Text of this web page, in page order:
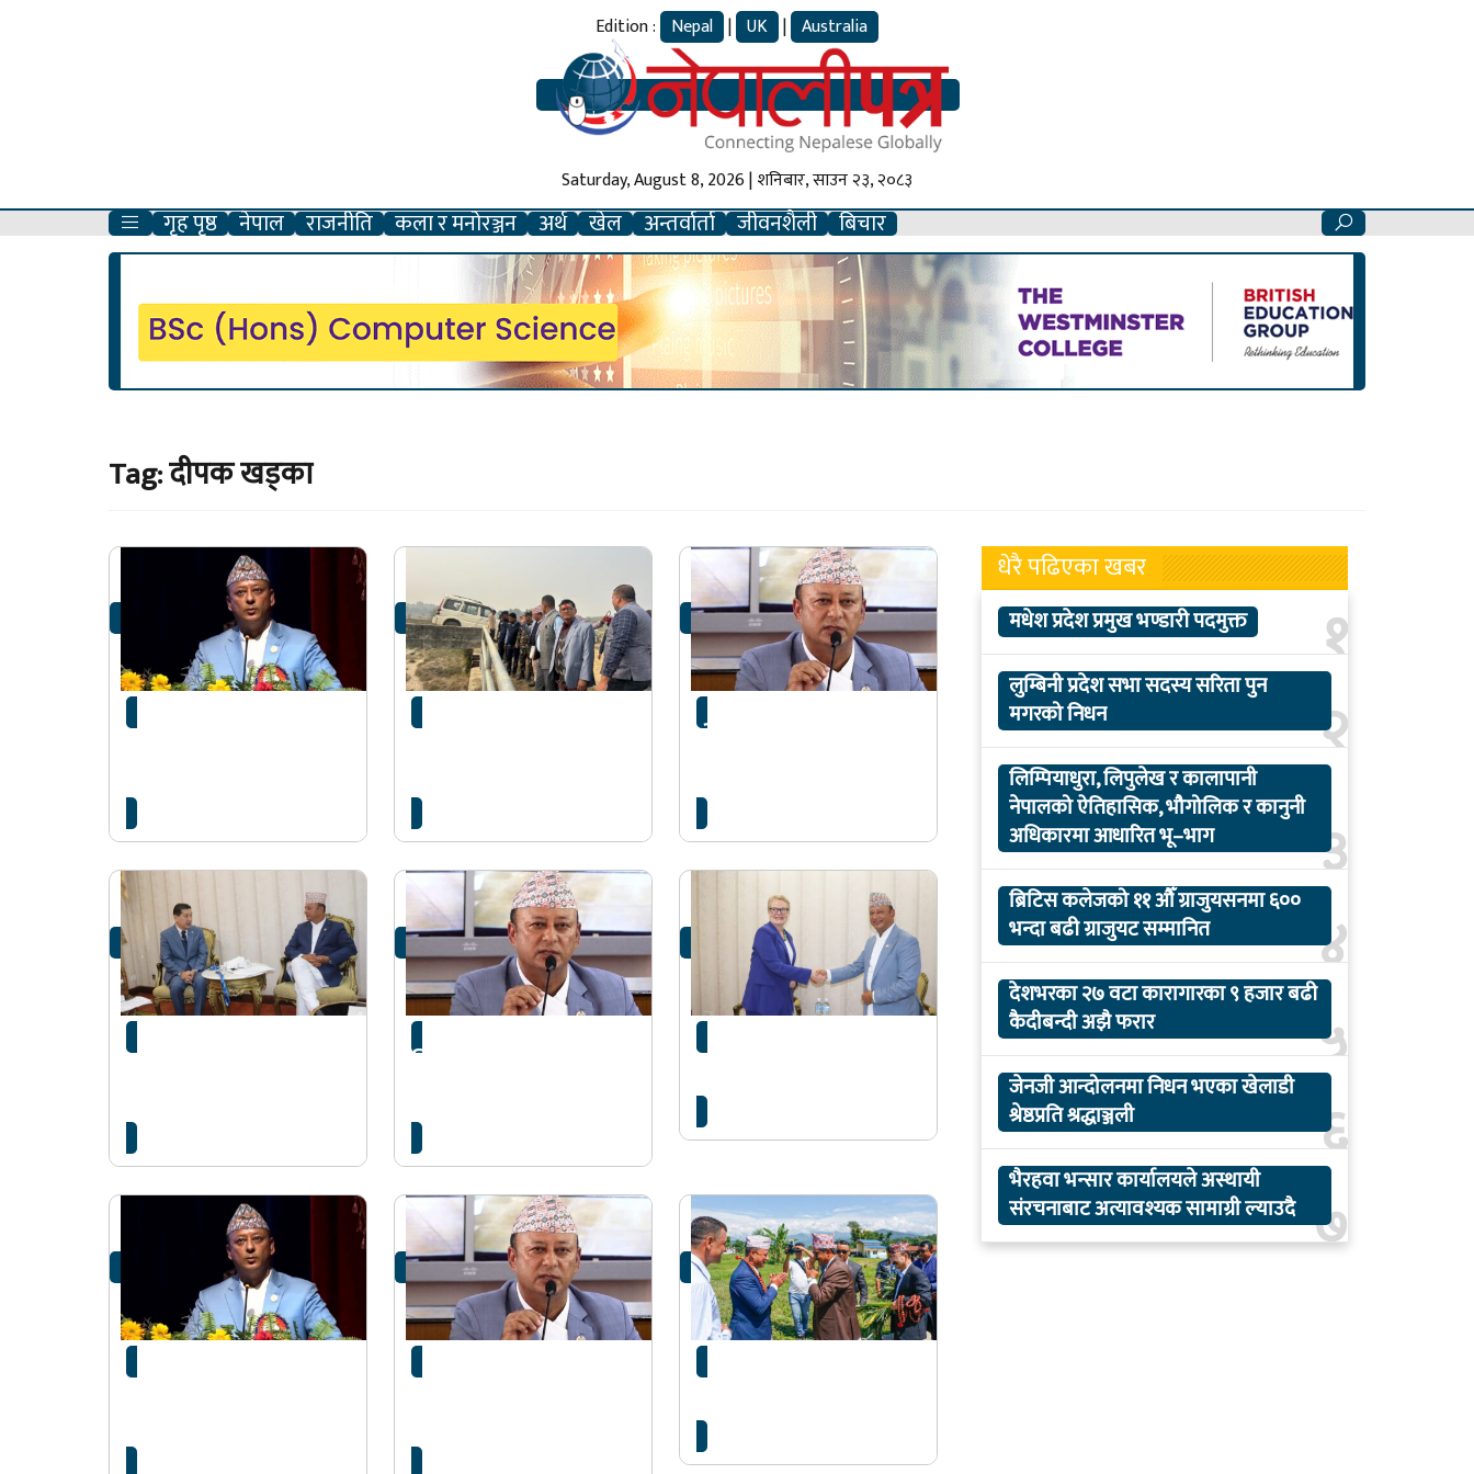
Edition : Nepal | UK | Australia
Saturday, August 8, 2026 | शनिबार, साउन २३, २०८३
गृह पृष्ठ नेपाल राजनीति कला र मनोरञ्जन अर्थ खेल अन्तर्वार्ता जीवनशैली बिचार
Tag:दीपक खड्का
स्काउटसँग जोडेर
आरोप गलतः मन्त्री खड्का
ऊर्जा मन्त्री खड्का द्वारा जमुनी
निरीक्षण
होटललाई उद्योग सरह विद्युत्
समक्ष माग
ऊर्जामन्त्री खड्का र विश्व खाद्य
भेटवार्ता
सिँचाइमन्त्री दीपक खड्का
सहभागी
ऊर्जा मन्त्री खड्का सँग नर्वेका
राजदूतको शिष्टाचार भेट
मन्त्री खड्काद्वारा सुनसरी-
समस्या समाधान गर्न निर्देशन
वर्तमान सरकारले जनतामा
दाबी
ऊर्जामन्त्री दीपक खड्का गृह
जिल्लामा
धेरै पढिएका खबर
१
मधेश प्रदेश प्रमुख भण्डारी पदमुक्त
२
लुम्बिनी प्रदेश सभा सदस्य सरिता पुन
मगरको निधन
३
लिम्पियाधुरा, लिपुलेख र कालापानी
नेपालको ऐतिहासिक, भौगोलिक र कानुनी
अधिकारमा आधारित भू–भाग
४
ब्रिटिस कलेजको ११ औँ ग्राजुयसनमा ६००
भन्दा बढी ग्राजुयट सम्मानित
५
देशभरका २७ वटा कारागारका ९ हजार बढी
कैदीबन्दी अझै फरार
६
जेनजी आन्दोलनमा निधन भएका खेलाडी
श्रेष्ठप्रति श्रद्धाञ्जली
७
भैरहवा भन्सार कार्यालयले अस्थायी
संरचनाबाट अत्यावश्यक सामाग्री ल्याउदै